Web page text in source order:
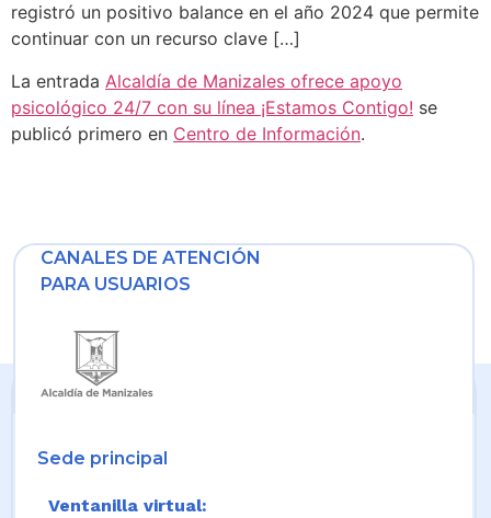
registró un positivo balance en el año 2024 que permite
continuar con un recurso clave […]
La entrada Alcaldía de Manizales ofrece apoyo
psicológico 24/7 con su línea ¡Estamos Contigo! se
publicó primero en Centro de Información.
CANALES DE ATENCIÓN
PARA USUARIOS
Sede principal
Ventanilla virtual: